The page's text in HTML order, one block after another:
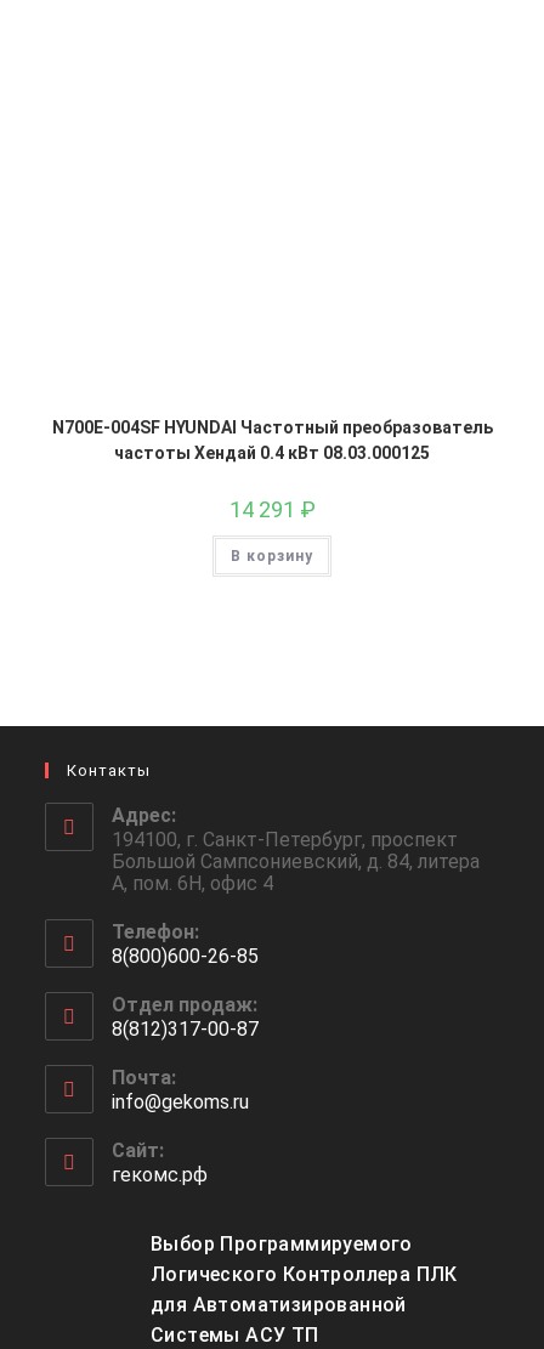
N700E-004SF HYUNDAI Частотный преобразователь
частоты Хендай 0.4 кВт 08.03.000125
14 291 ₽
В корзину
Контакты
Адрес:
194100, г. Санкт-Петербург, проспект
Большой Сампсониевский, д. 84, литера
А, пом. 6Н, офис 4
Телефон:
8(800)600-26-85
в
вашем
приложении
Отдел продаж:
8(812)317-00-87
в
вашем
приложении
Почта:
info@gekoms.ruОткроется
Сайт:
гекомс.рф
Выбор Программируемого
Логического Контроллера ПЛК
для Автоматизированной
Системы АСУ ТП